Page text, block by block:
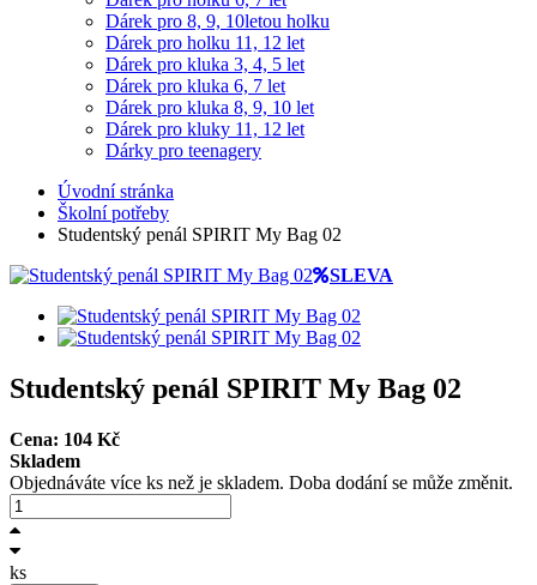
Dárek pro 8, 9, 10letou holku
Dárek pro holku 11, 12 let
Dárek pro kluka 3, 4, 5 let
Dárek pro kluka 6, 7 let
Dárek pro kluka 8, 9, 10 let
Dárek pro kluky 11, 12 let
Dárky pro teenagery
Úvodní stránka
Školní potřeby
Studentský penál SPIRIT My Bag 02
SLEVA
Studentský penál SPIRIT My Bag 02
Cena: 104 Kč
Skladem
Objednáváte více ks než je skladem. Doba dodání se může změnit.
ks